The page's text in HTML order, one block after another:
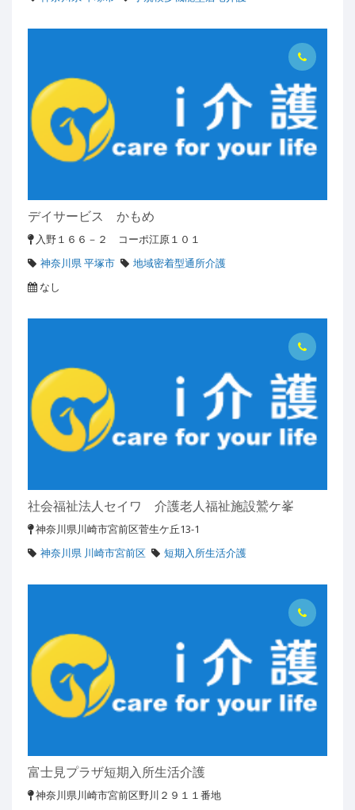
デイサービス かもめ
入野１６６－２ コーポ江原１０１
神奈川県 平塚市
地域密着型通所介護
なし
社会福祉法人セイワ 介護老人福祉施設鷲ケ峯
神奈川県川崎市宮前区菅生ケ丘13-1
神奈川県 川崎市宮前区
短期入所生活介護
富士見プラザ短期入所生活介護
神奈川県川崎市宮前区野川２９１１番地